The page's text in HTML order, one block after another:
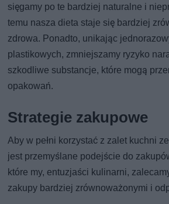
sięgamy po te bardziej naturalne i
temu nasza dieta staje się bardziej
zdrowa. Ponadto, unikając
plastikowych, zmniejszamy ryzyko
szkodliwe substancje, które mogą
opakowań.
Strategie zakupowe
Aby w pełni korzystać z zalet kuchni
jest przemyślane podejście do
które my, entuzjaści kulinarni,
zakupy bardziej zrównoważonymi i